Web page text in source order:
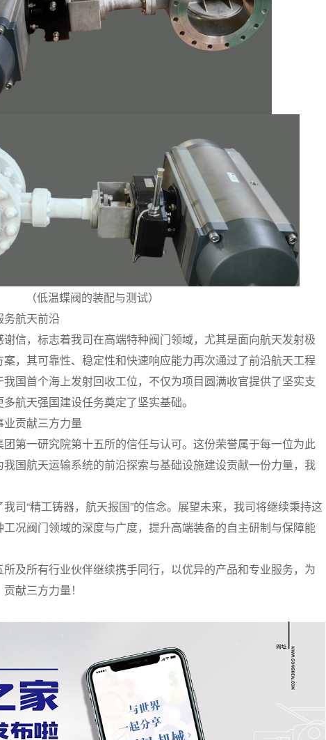
（低温蝶阀的装配与测试）
务航天前沿
信，标志着我司在高端特种阀门领域，尤其是面向航天发射极
，其可靠性、稳定性和快速响应能力再次通过了前沿航天工程
国首个海上发射回收工位，不仅为项目圆满收官提供了坚实支
航天强国建设任务奠定了坚实基础。
贡献三方力量
第一研究院第十五所的信任与认可。这份荣誉属于每一位为此
国航天运输系统的前沿探索与基础设施建设贡献一份力量，我
司“精工铸器，航天报国”的信念。展望未来，我司将继续秉持这
况阀门领域的深度与广度，提升高端装备的自主研制与保障能
及所有行业伙伴继续携手同行，以优异的产品和专业服务，为
献三方力量！